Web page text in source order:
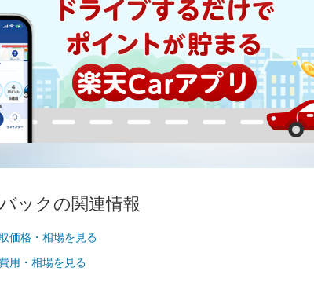
ックの関連情報
価格・相場を見る
用・相場を見る